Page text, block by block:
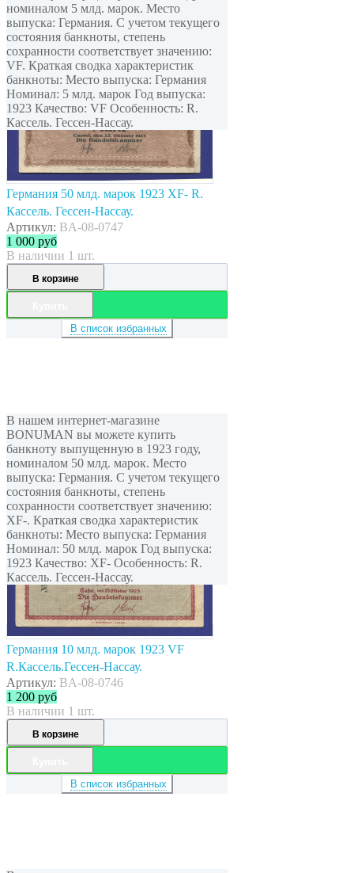
номиналом 5 млд. марок. Место
выпуска: Германия. С учетом текущего
состояния банкноты, степень
сохранности соответствует значению:
VF. Краткая сводка характеристик
банкноты: Место выпуска: Германия
Номинал: 5 млд. марок Год выпуска:
1923 Качество: VF Особенность: R.
Кассель. Гессен-Нассау.
Германия 50 млд. марок 1923 XF- R.
Кассель. Гессен-Нассау.
Артикул: BA-08-0747
1 000 руб
В наличии 1 шт.
В корзине
В список избранных
В нашем интернет-магазине
BONUMAN вы можете купить
банкноту выпущенную в 1923 году,
номиналом 50 млд. марок. Место
выпуска: Германия. С учетом текущего
состояния банкноты, степень
сохранности соответствует значению:
XF-. Краткая сводка характеристик
банкноты: Место выпуска: Германия
Номинал: 50 млд. марок Год выпуска:
1923 Качество: XF- Особенность: R.
Кассель. Гессен-Нассау.
Германия 10 млд. марок 1923 VF
R.Кассель.Гессен-Нассау.
Артикул: BA-08-0746
1 200 руб
В наличии 1 шт.
В корзине
В список избранных